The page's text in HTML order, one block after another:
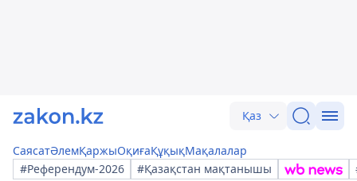
Қаз
СаясатӘлемҚаржыОқиғаҚұқықМақалалар
#Референдум-2026
#Қазақстан мақтанышы